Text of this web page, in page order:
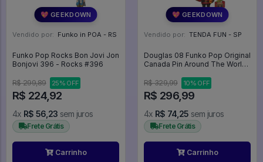
💖 GEEKDOWN
Vendido por: Funko in POA - RS
Funko Pop Rocks Bon Jovi Jon
Bonjovi 396 - Rocks #396
R$ 299,89 25% OFF
R$ 224,92
4x R$ 56,23 sem juros
Frete Grátis
Carrinho
💖 GEEKDOWN
Vendido por: TENDA FUN - SP
Douglas 08 Funko Pop Original
Canada Pin Around The World
Funko Pop - #8 - FUNKO POP
#8
R$ 329,99 10% OFF
R$ 296,99
4x R$ 74,25 sem juros
Frete Grátis
Carrinho